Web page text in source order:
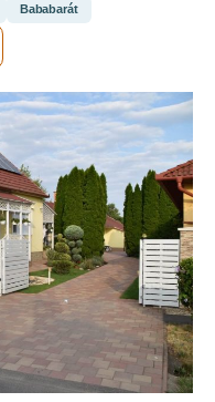
Bababarát